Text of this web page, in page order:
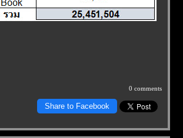
0 comments
Share to Facebook